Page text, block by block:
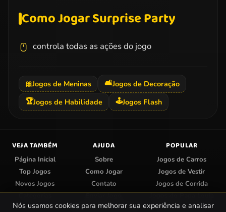
Como Jogar Surprise Party
controla todas as ações do jogo
🎀Jogos de Meninas 🛋️Jogos de Decoração
🏆Jogos de Habilidade 🕹️Jogos Flash
VEJA TAMBÉM
Página Inicial
Top Jogos
Novos Jogos
Categorias
AJUDA
Sobre
Como Jogar
Contato
Enviar Jogo
Centro de Privacidade
POPULAR
Jogos de Carros
Jogos de Vestir
Jogos de Corrida
Jogos do Papa Louie
Jogos de Colorir
Nós usamos cookies para melhorar sua experiência e analisar